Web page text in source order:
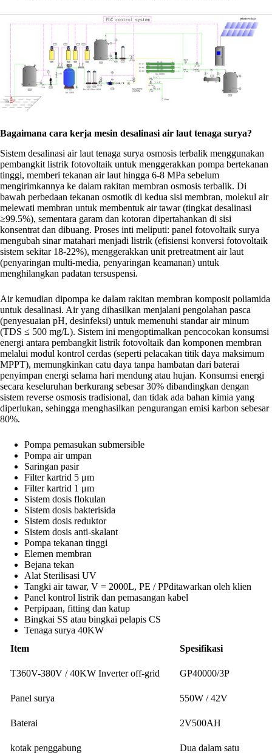
Bagaimana cara kerja mesin desalinasi air laut tenaga surya?
Sistem desalinasi air laut tenaga surya osmosis terbalik menggunakan
pembangkit listrik fotovoltaik untuk menggerakkan pompa bertekanan
tinggi, memberi tekanan air laut hingga 6-8 MPa sebelum
mengirimkannya ke dalam rakitan membran osmosis terbalik. Di
bawah perbedaan tekanan osmotik di kedua sisi membran, molekul air
melewati membran untuk membentuk air tawar (tingkat desalinasi
≥99.5%), sementara garam dan kotoran dipertahankan di sisi
konsentrat dan dibuang. Proses inti meliputi: panel fotovoltaik surya
mengubah sinar matahari menjadi listrik (efisiensi konversi fotovoltaik
sistem sekitar 18-22%), menggerakkan unit pretreatment air laut
(penyaringan multi-media, penyaringan keamanan) untuk
menghilangkan padatan tersuspensi.
Air kemudian dipompa ke dalam rakitan membran komposit poliamida
untuk desalinasi. Air yang dihasilkan menjalani pengolahan pasca
(penyesuaian pH, desinfeksi) untuk memenuhi standar air minum
(TDS ≤ 500 mg/L). Sistem ini mengoptimalkan pencocokan konsumsi
energi antara pembangkit listrik fotovoltaik dan komponen membran
melalui modul kontrol cerdas (seperti pelacakan titik daya maksimum
MPPT), memungkinkan catu daya tanpa hambatan dari baterai
penyimpan energi selama hari mendung atau hujan. Konsumsi energi
secara keseluruhan berkurang sebesar 30% dibandingkan dengan
sistem reverse osmosis tradisional, dan tidak ada bahan kimia yang
diperlukan, sehingga menghasilkan pengurangan emisi karbon sebesar
80%.
Pompa pemasukan submersible
Pompa air umpan
Saringan pasir
Filter kartrid 5 μm
Filter kartrid 1 μm
Sistem dosis flokulan
Sistem dosis bakterisida
Sistem dosis reduktor
Sistem dosis anti-skalant
Pompa tekanan tinggi
Elemen membran
Bejana tekan
Alat Sterilisasi UV
Tangki air tawar, V = 2000L, PE / PPditawarkan oleh klien
Panel kontrol listrik dan pemasangan kabel
Perpipaan, fitting dan katup
Bingkai SS atau bingkai pelapis CS
Tenaga surya 40KW
Item
Spesifikasi
T360V-380V / 40KW Inverter off-grid GP40000/3P
Panel surya 550W / 42V
Baterai 2V500AH
kotak penggabung Dua dalam satu